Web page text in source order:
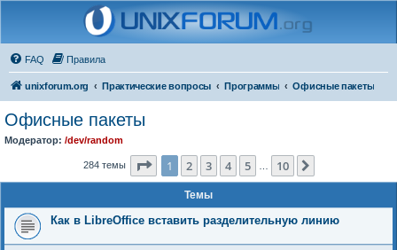
FAQ Правила
unixforum.org Практические вопросы Программы Офисные пакеты
Офисные пакеты
Модератор: /dev/random
284 темы Страница из 10
1 2 3 4 5 10
Темы
Как в LibreOffice вставить разделительную линию